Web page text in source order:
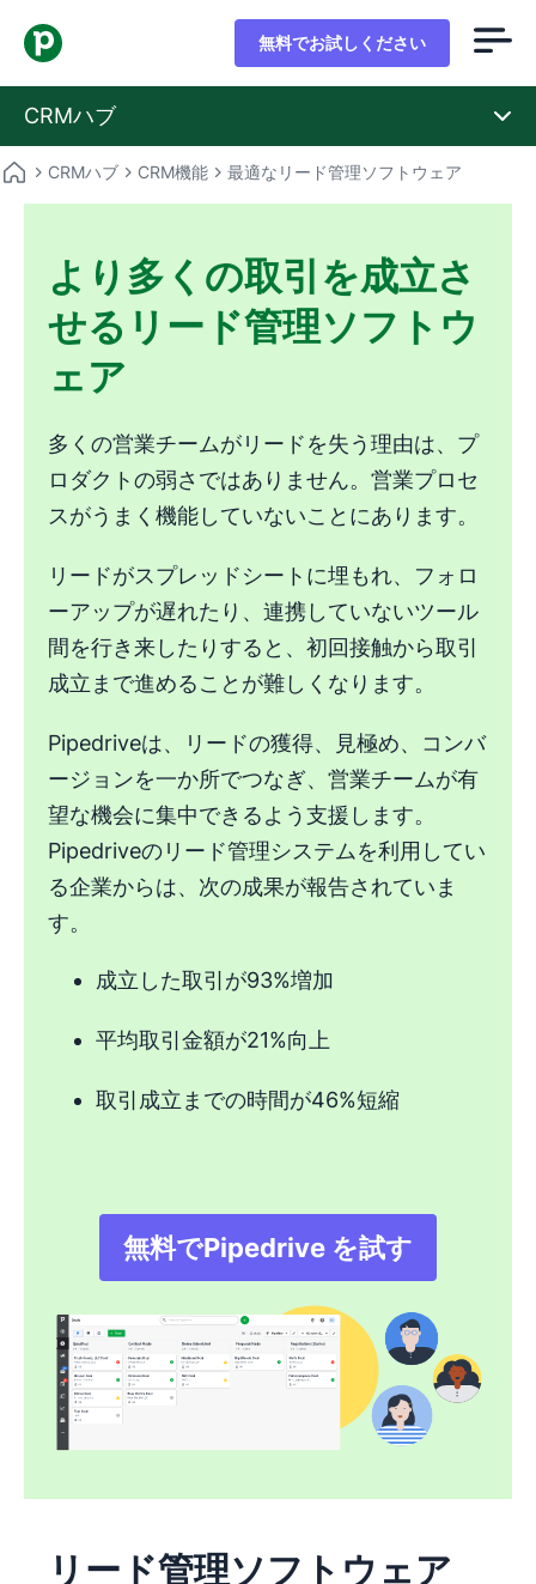
無料でお試しください
CRMハブ
CRMハブ CRM機能 最適なリード管理ソフトウェア
より多くの取引を成立さ
せるリード管理ソフトウ
ェア
多くの営業チームがリードを失う理由は、プ
ロダクトの弱さではありません。営業プロセ
スがうまく機能していないことにあります。
リードがスプレッドシートに埋もれ、フォロ
ーアップが遅れたり、連携していないツール
間を行き来したりすると、初回接触から取引
成立まで進めることが難しくなります。
Pipedriveは、リードの獲得、見極め、コンバ
ージョンを一か所でつなぎ、営業チームが有
望な機会に集中できるよう支援します。
Pipedriveのリード管理システムを利用してい
る企業からは、次の成果が報告されていま
す。
成立した取引が93%増加
平均取引金額が21%向上
取引成立までの時間が46%短縮
無料でPipedrive を試す
新しいウィンドウで
リード管理ソフトウェア